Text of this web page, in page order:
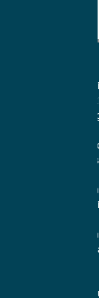
La Beinasco
pubblica che ha
Servizi per
E’ una
interamente
che
La Beinasco
comunale
(centro cottura di
dell'asilo
manutenzione
infrastrutture,
trasporto libri per